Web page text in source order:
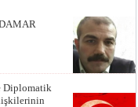
Diplomatik